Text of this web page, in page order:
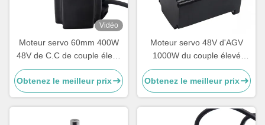
Vidéo
Moteur servo 60mm 400W
48V de C.C de couple élevé
avec l'encodeur par
accroissement
Obtenez le meilleur prix
Moteur servo 48V d'AGV
1000W du couple élevé
80mm avec l'encodeur par
accroissement
Obtenez le meilleur prix